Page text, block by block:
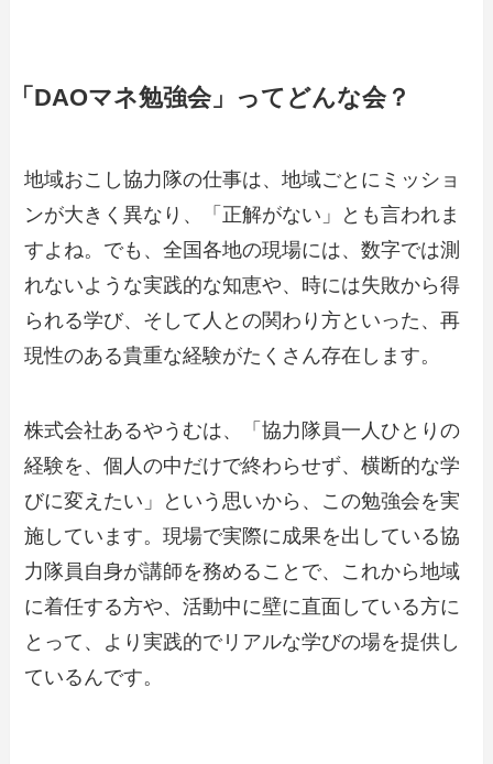
「DAOマネ勉強会」ってどんな会？
地域おこし協力隊の仕事は、地域ごとにミッショ
ンが大きく異なり、「正解がない」とも言われま
すよね。でも、全国各地の現場には、数字では測
れないような実践的な知恵や、時には失敗から得
られる学び、そして人との関わり方といった、再
現性のある貴重な経験がたくさん存在します。
株式会社あるやうむは、「協力隊員一人ひとりの
経験を、個人の中だけで終わらせず、横断的な学
びに変えたい」という思いから、この勉強会を実
施しています。現場で実際に成果を出している協
力隊員自身が講師を務めることで、これから地域
に着任する方や、活動中に壁に直面している方に
とって、より実践的でリアルな学びの場を提供し
ているんです。